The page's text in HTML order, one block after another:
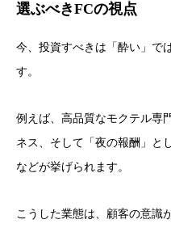
選ぶべきFCの視点
今、投資すべきは「酔い」で
す。
例えば、高品質なモクテル専
ネス、そして「夜の報酬」と
などが挙げられます。
こうした業態は、顧客の意識